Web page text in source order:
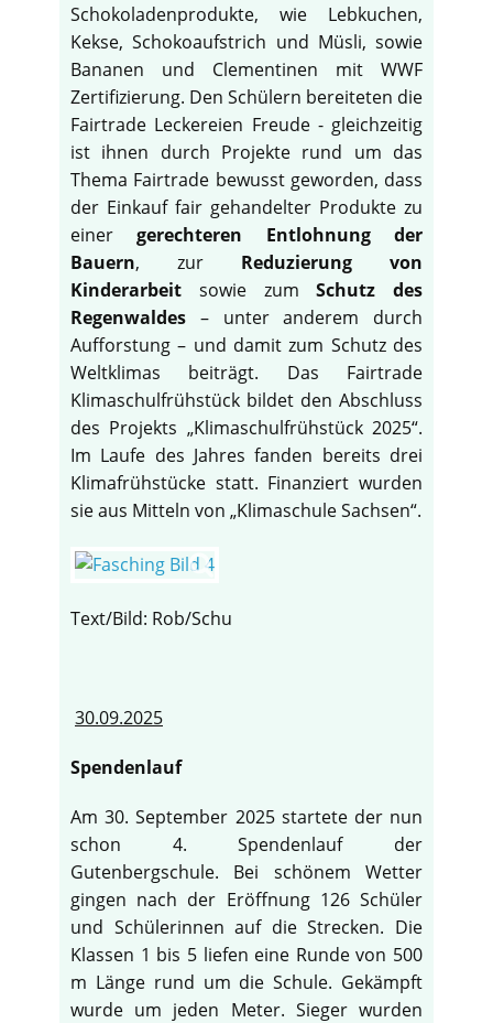
Schokoladenprodukte, wie Lebkuchen,
Kekse, Schokoaufstrich und Müsli, sowie
Bananen und Clementinen mit WWF
Zertifizierung. Den Schülern bereiteten die
Fairtrade Leckereien Freude - gleichzeitig
ist ihnen durch Projekte rund um das
Thema Fairtrade bewusst geworden, dass
der Einkauf fair gehandelter Produkte zu
einergerechteren Entlohnung der
Bauern, zur Reduzierung von
Kinderarbeit sowie zumSchutz des
Regenwaldes – unter anderem durch
Aufforstung – und damit zum Schutz des
Weltklimas beiträgt. Das Fairtrade
Klimaschulfrühstück bildet den Abschluss
des Projekts „Klimaschulfrühstück 2025“.
Im Laufe des Jahres fanden bereits drei
Klimafrühstücke statt. Finanziert wurden
sie aus Mitteln von „Klimaschule Sachsen“.
Text/Bild: Rob/Schu
30.09.2025
Spendenlauf
Am 30. September 2025 startete der nun
schon 4. Spendenlauf der
Gutenbergschule. Bei schönem Wetter
gingen nach der Eröffnung 126 Schüler
und Schülerinnen auf die Strecken. Die
Klassen 1 bis 5 liefen eine Runde von 500
m Länge rund um die Schule. Gekämpft
wurde um jeden Meter. Sieger wurden